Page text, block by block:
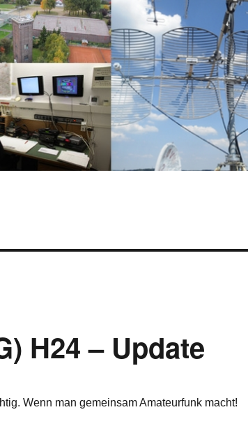
H24 – Update
Wenn man gemeinsam Amateurfunk macht!